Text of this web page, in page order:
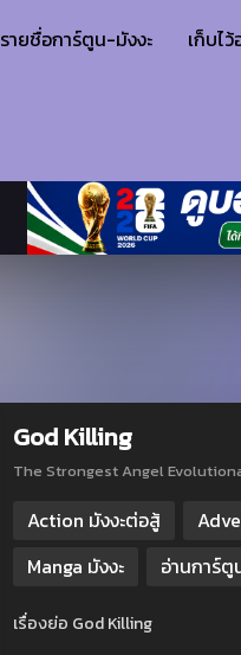
รายชื่อการ์ตูน-มังงะ เก็บไ
God Killing
The Strongest Angel
Action มังงะต่อสู้
Manga มังงะ
อ่านการ์ตู
เรื่องย่อ God Killing